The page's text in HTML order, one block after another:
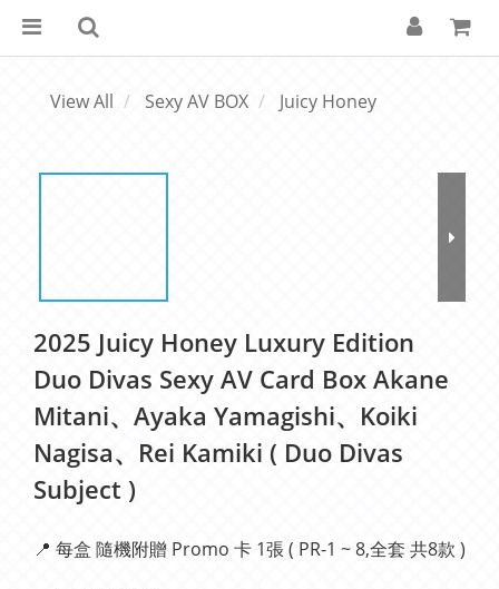
View All Sexy AV BOX Juicy Honey
2025 Juicy Honey Luxury Edition
Duo Divas Sexy AV Card Box Akane
Mitani、Ayaka Yamagishi、Koiki
Nagisa、Rei Kamiki ( Duo Divas
Subject )
📍 每盒 隨機附贈 Promo 卡 1張 ( PR-1 ~ 8,全套 共8款 )